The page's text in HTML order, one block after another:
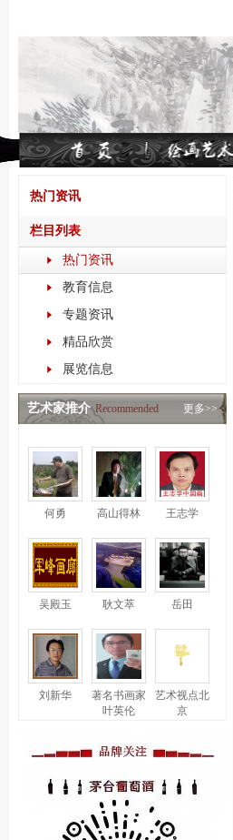
热门资讯
栏目列表
热门资讯
教育信息
专题资讯
精品欣赏
展览信息
艺术家推介 Recommended 更多>>
何勇 高山得林 王志学
吴殿玉 耿文萃 岳田
刘新华
著名书画家
叶英伦
艺术视点北
京